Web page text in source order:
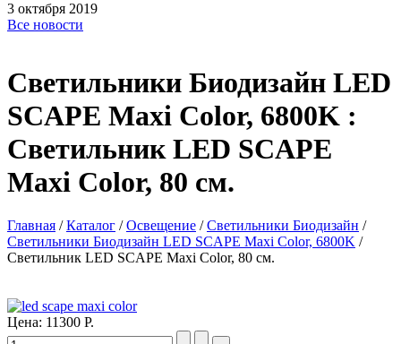
3 октября 2019
Все новости
Светильники Биодизайн LED
SCAPE Maxi Color, 6800K :
Светильник LED SCAPE
Maxi Color, 80 см.
Главная /Каталог /Освещение /Светильники Биодизайн /
Светильники Биодизайн LED SCAPE Maxi Color, 6800K /
Светильник LED SCAPE Maxi Color, 80 см.
Цена: 11300 Р.